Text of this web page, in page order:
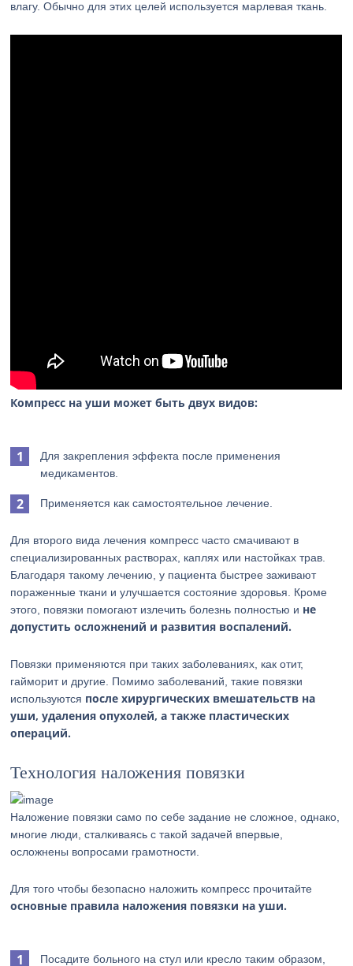
влагу. Обычно для этих целей используется марлевая ткань.
Компресс на уши может быть двух видов:
Для закрепления эффекта после применения
медикаментов.
Применяется как самостоятельное лечение.
Для второго вида лечения компресс часто смачивают в
специализированных растворах, каплях или настойках трав.
Благодаря такому лечению, у пациента быстрее заживают
пораженные ткани и улучшается состояние здоровья. Кроме
этого, повязки помогают излечить болезнь полностью и не
допустить осложнений и развития воспалений.
Повязки применяются при таких заболеваниях, как отит,
гайморит и другие. Помимо заболеваний, такие повязки
используются после хирургических вмешательств на
уши, удаления опухолей, а также пластических
операций.
Технология наложения повязки
Наложение повязки само по себе задание не сложное, однако,
многие люди, сталкиваясь с такой задачей впервые,
осложнены вопросами грамотности.
Для того чтобы безопасно наложить компресс прочитайте
основные правила наложения повязки на уши.
Посадите больного на стул или кресло таким образом,